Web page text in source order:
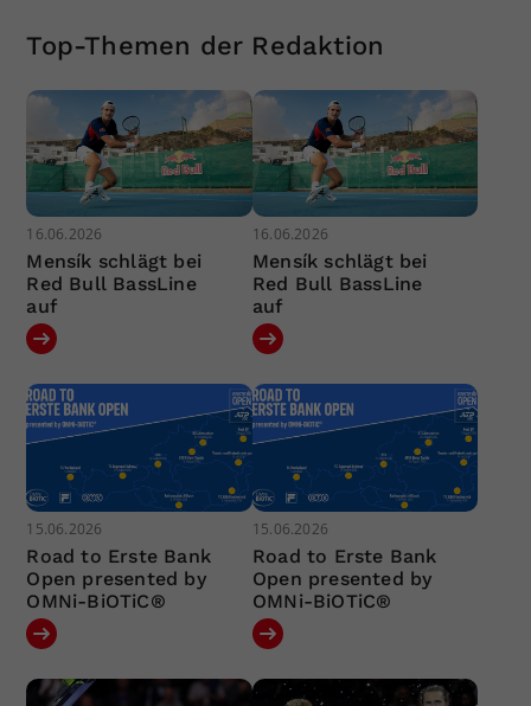
Top-Themen der Redaktion
16.06.2026
Mensík schlägt bei
Red Bull BassLine
auf
16.06.2026
Mensík schlägt bei
Red Bull BassLine
auf
15.06.2026
Road to Erste Bank
Open presented by
OMNi-BiOTiC®
15.06.2026
Road to Erste Bank
Open presented by
OMNi-BiOTiC®